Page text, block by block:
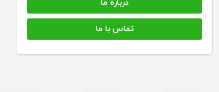
درباره ما
تماس با ما